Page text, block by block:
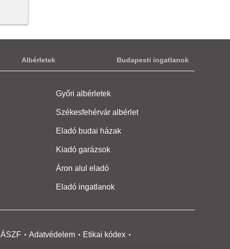
Albérletek Budapesti ingatlanok
Győri albérletek
Székesfehérvár albérlet
Eladó budai házak
Kiadó garázsok
Áron alul eladó
Eladó ingatlanok
ÁSZF Adatvédelem Etikai kódex